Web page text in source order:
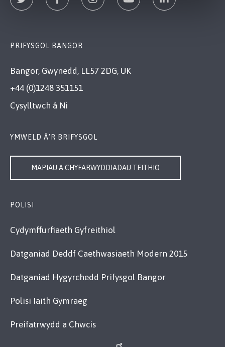
PRIFYSGOL BANGOR
Bangor, Gwynedd, LL57 2DG, UK
+44 (0)1248 351151
Cysylltwch â Ni
YMWELD Â’R BRIFYSGOL
MAPIAU A CHYFARWYDDIADAU TEITHIO
POLISI
Cydymffurfiaeth Gyfreithiol
Datganiad Deddf Caethwasiaeth Modern 2015
Datganiad Hygyrchedd Prifysgol Bangor
Polisi Iaith Gymraeg
Preifatrwydd a Chwcis